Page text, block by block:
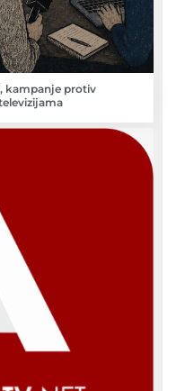
kampanje protiv